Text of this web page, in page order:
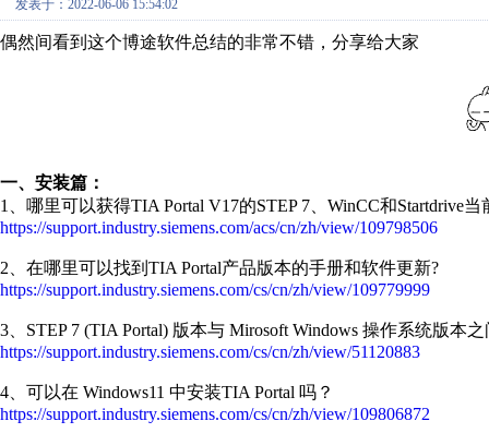
发表于：2022-06-06 15:54:02
偶然间看到这个博途软件总结的非常不错，分享给大家
一、安装篇：
1、哪里可以获得TIA Portal V17的STEP 7、WinCC和Startdrive
https://support.industry.siemens.com/acs/cn/zh/view/109798506
2、在哪里可以找到TIA Portal产品版本的手册和软件更新?
https://support.industry.siemens.com/cs/cn/zh/view/109779999
3、STEP 7 (TIA Portal) 版本与 Mirosoft Windows 操作系统版本
https://support.industry.siemens.com/cs/cn/zh/view/51120883
4、可以在 Windows11 中安装TIA Portal 吗？
https://support.industry.siemens.com/cs/cn/zh/view/109806872